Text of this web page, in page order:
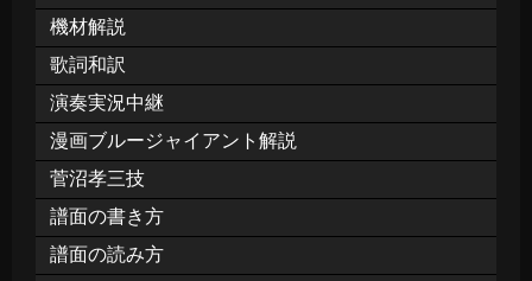
機材解説
歌詞和訳
演奏実況中継
漫画ブルージャイアント解説
菅沼孝三技
譜面の書き方
譜面の読み方